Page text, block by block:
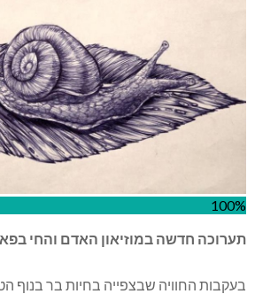
100%
תערוכה חדשה במוזיאון האדם והחי
בעקבות החוויה שבצפייה בחיות בר בנוף